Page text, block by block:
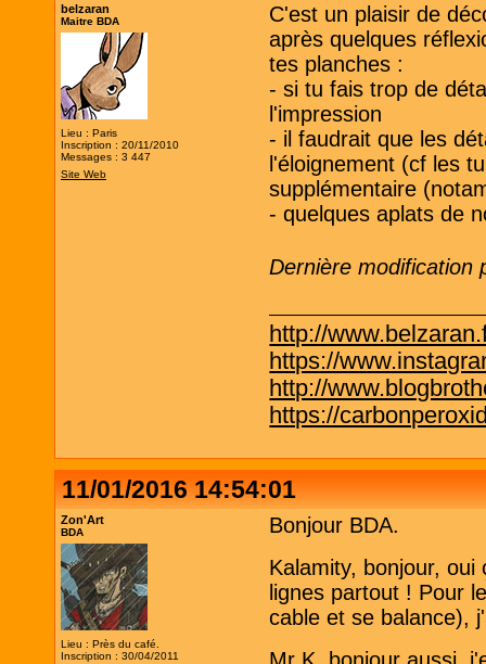
belzaran
Maitre BDA
Lieu : Paris
Inscription : 20/11/2010
Messages : 3 447
Site Web
C'est un plaisir de
après quelques
tes planches :
- si tu fais trop de
l'impression
- il faudrait que les
l'éloignement (cf les
supplémentaire
- quelques aplats de
Dernière modification
http://
https://
http://
https://
11/01/2016 14:54:01
Zon'Art
BDA
Lieu : Près du café.
Inscription : 30/04/2011
Bonjour BDA.
Kalamity, bonjour,
lignes partout ! Pour
cable et se balance),